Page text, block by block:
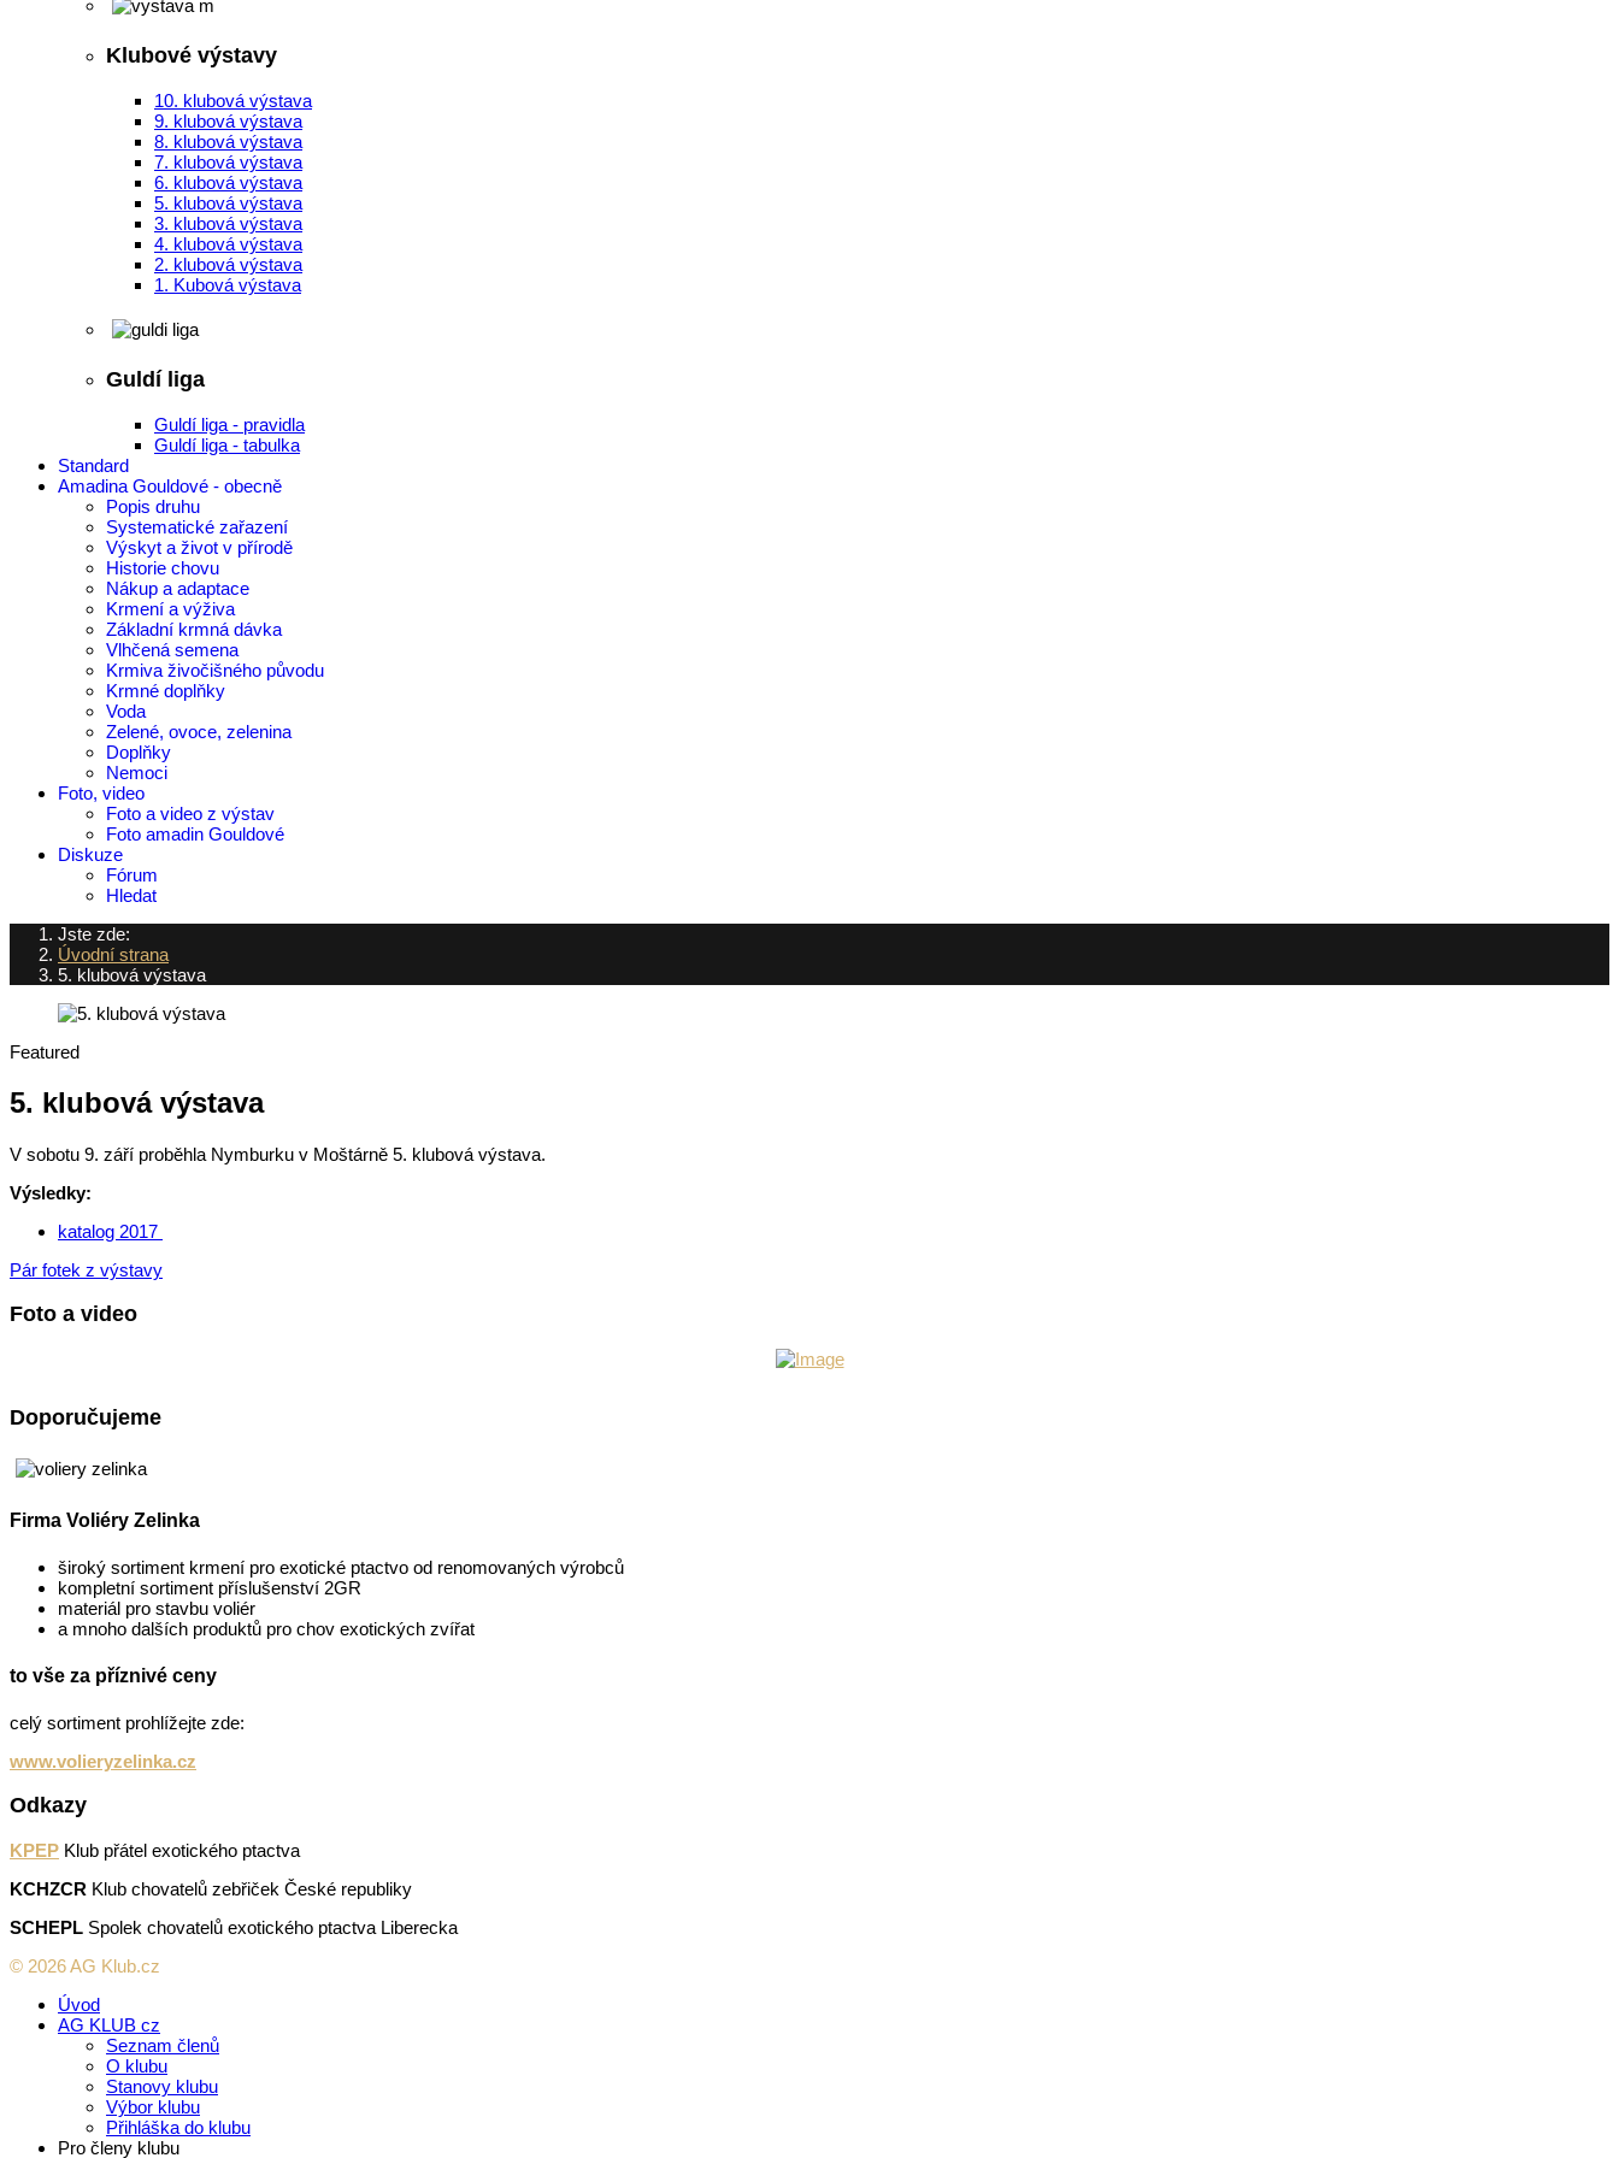
Klubové výstavy
10. klubová výstava
9. klubová výstava
8. klubová výstava
7. klubová výstava
6. klubová výstava
5. klubová výstava
3. klubová výstava
4. klubová výstava
2. klubová výstava
1. Kubová výstava
Guldí liga
Guldí liga - pravidla
Guldí liga - tabulka
Standard
Amadina Gouldové - obecně
Popis druhu
Systematické zařazení
Výskyt a život v přírodě
Historie chovu
Nákup a adaptace
Krmení a výživa
Základní krmná dávka
Vlhčená semena
Krmiva živočišného původu
Krmné doplňky
Voda
Zelené, ovoce, zelenina
Doplňky
Nemoci
Foto, video
Foto a video z výstav
Foto amadin Gouldové
Diskuze
Fórum
Hledat
Jste zde:
Úvodní strana
5. klubová výstava
Featured
5. klubová výstava
V sobotu 9. září proběhla Nymburku v Moštárně 5. klubová výstava.
Výsledky:
katalog 2017
Pár fotek z výstavy
Foto a video
Doporučujeme
Firma Voliéry Zelinka
široký sortiment krmení pro exotické ptactvo od renomovaných výrobců
kompletní sortiment příslušenství 2GR
materiál pro stavbu voliér
a mnoho dalších produktů pro chov exotických zvířat
to vše za příznivé ceny
celý sortiment prohlížejte zde:
www.volieryzelinka.cz
Odkazy
KPEP Klub přátel exotického ptactva
KCHZCR Klub chovatelů zebřiček České republiky
SCHEPL Spolek chovatelů exotického ptactva Liberecka
© 2026 AG Klub.cz
Úvod
AG KLUB cz
Seznam členů
O klubu
Stanovy klubu
Výbor klubu
Přihláška do klubu
Pro členy klubu